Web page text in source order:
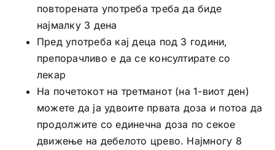
повторената употреба треба да биде
најмалку 3 дена
Пред употреба кај деца под 3 години,
препорачливо е да се консултирате со
лекар
На почетокот на третманот (на 1-виот ден)
можете да ја удвоите првата доза и потоа да
продолжите со единечна доза по секое
движење на дебелото црево. Најмногу 8